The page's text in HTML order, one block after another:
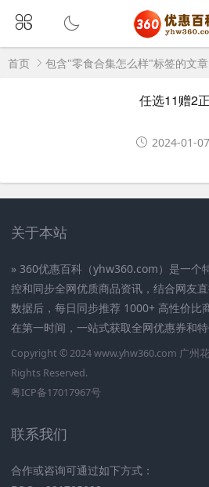
首页 包含"零食合集怎么样"标签的文章
任选11赠2
2024-01-07
关于本站
» 360优惠百科（yhw360.com）是一个
控和同步全网优质商品资讯，结合网友
数据后，每日同步推荐 1000+ 高性价比
在第一时间，一站式获取全网优惠券和特
Copyright © 2024www.yhw360.com 广州
Rights Reserved.
粤ICP备17017967号
联系我们
合作或咨询可通过如下方式：